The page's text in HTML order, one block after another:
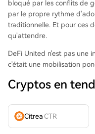
bloqué par les conflits de
par le propre rythme
traditionnelle. Et pour ces
qu'attendre.
DeFi United n'est pas une
c'était une mobilisation
Cryptos en
CitreaCTR